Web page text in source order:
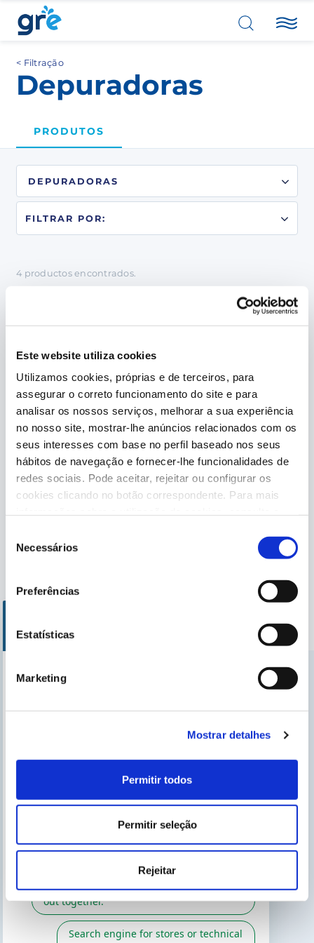
Este website utiliza cookies
Utilizamos cookies, próprias e de terceiros, para
assegurar o correto funcionamento do site e para
analisar os nossos serviços, melhorar a sua experiência
no nosso site, mostrar-lhe anúncios relacionados com os
seus interesses com base no perfil baseado nos seus
hábitos de navegação e fornecer-lhe funcionalidades de
redes sociais. Pode aceitar, rejeitar ou configurar os
cookies clicando no botão correspondente. Para mais
site.
Necessários
Preferências
Estatísticas
Marketing
Mostrar detalhes
Permitir todos
Permitir seleção
Rejeitar
Filtração
Depuradoras
PRODUTOS
FILTRAR POR:
4 productosencontrados.
Depuradoras de cartucho Depuradoras de areia
Depuradoras de Aqualoon Filtros independentes
Encontre nosso distribuidor mais próximo
PODE ESTAR INTERESSADO
Blog da Gre
Encontrar um instalador
Serviço pós-venda
Catálogo Gre / Zodiac
Fluidra